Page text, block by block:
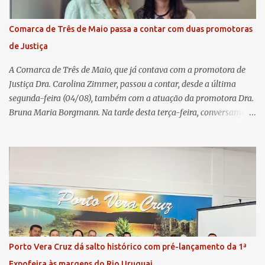
Remuneração dos Administradores Estatutários e do regulamento
do Fundo Social, reforçando o compromisso da cooperativa com a
transparência e a governança. No Encontro de Coordenadores de
Núcleo, o presidente da Sicredi União RS/ES, Sidnei Strejevitch, fez
um balanço das principais real...
Comarca de Três de Maio passa a contar com duas promotoras
de Justiça
A Comarca de Três de Maio, que já contava com a promotora de
Justiça Dra. Carolina Zimmer, passou a contar, desde a última
segunda-feira (04/08), também com a atuação da promotora Dra.
Bruna Maria Borgmann. Na tarde desta terça-feira, conversamos
pelo Ministério Público e destacou a importância da instituição
para a comunidade, bem como a relevância da chegada da nova
colega, que contribuirá no andamento dos processos. A Dra. Bruna,
por sua vez, se apresentou à comunidade. Ela atuou por 12 anos na
Comarca de Horizontina e foi promovida para Três de Maio, onde
já esteve em outras ocasiões substituindo a Dra. Carolina durante
períodos de férias. A nova promotora ressaltou o volume de
processos da comarca e a importância do trabalho conjunto,
Porto Vera Cruz dá salto histórico com pré-lançamento da 1ª